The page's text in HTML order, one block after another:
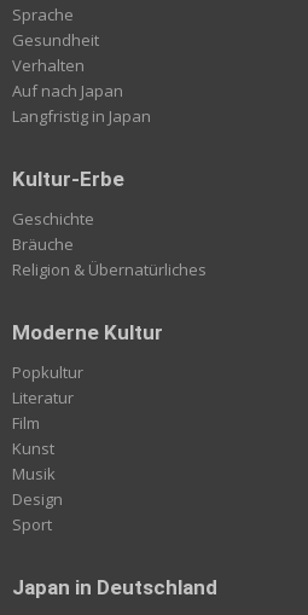
Sprache
Gesundheit
Verhalten
Auf nach Japan
Langfristig in Japan
Kultur-Erbe
Geschichte
Bräuche
Religion & Übernatürliches
Moderne Kultur
Popkultur
Literatur
Film
Kunst
Musik
Design
Sport
Japan in Deutschland